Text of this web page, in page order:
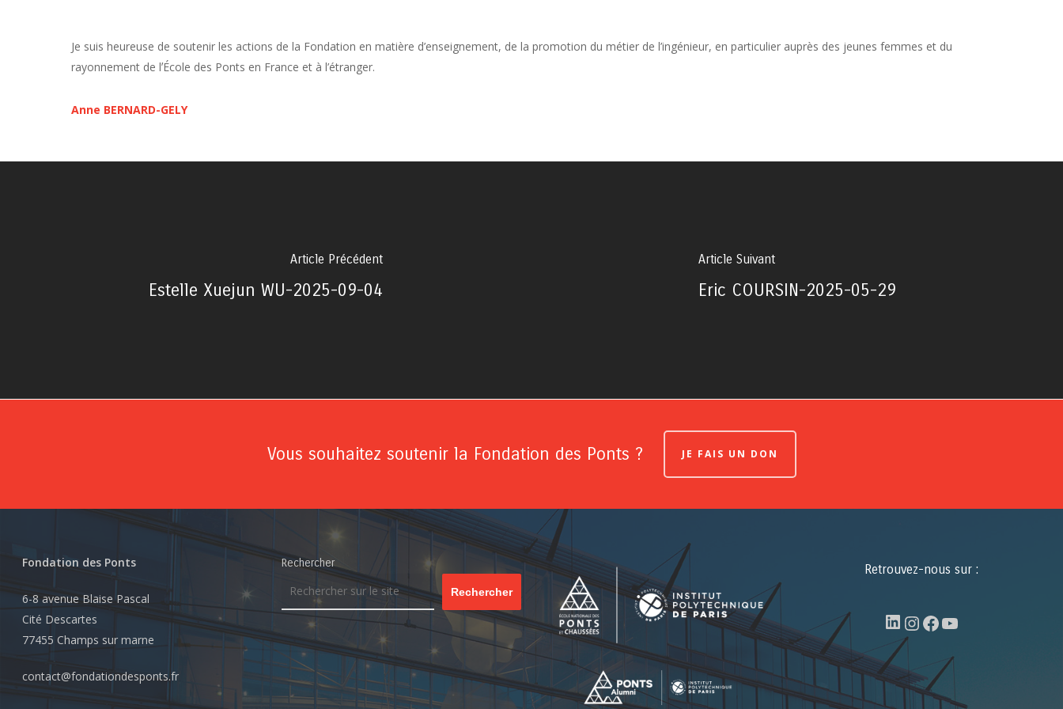
Je suis heureuse de soutenir les actions de la Fondation en matière d’enseignement, de la promotion du métier de l’ingénieur, en particulier auprès des jeunes femmes et du
rayonnement de lʼÉcole des Ponts en France et à l’étranger.
Anne BERNARD-GELY
Article Précédent
Estelle Xuejun WU-2025-09-04
Article Suivant
Eric COURSIN-2025-05-29
Vous souhaitez soutenir la Fondation des Ponts ? JE FAIS UN DON
Fondation des Ponts
6-8 avenue Blaise Pascal
Cité Descartes
77455 Champs sur marne
contact@fondationdesponts.fr
Rechercher
Rechercher
Retrouvez-nous sur :
LinkedIn
Instagram
Facebook